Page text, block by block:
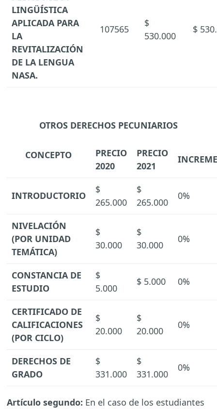
LINGÜÍSTICA
APLICADA PARA
LA
REVITALIZACIÓN
DE LA LENGUA
NASA.
107565
$
530.000
$
OTROS DERECHOS PECUNIARIOS
CONCEPTO
PRECIO
2020
PRECIO
2021
INTRODUCTORIO
$
265.000
$
265.000
0%
NIVELACIÓN
(POR UNIDAD
TEMÁTICA)
$
30.000
$
30.000
0%
CONSTANCIA DE
ESTUDIO
$
5.000
$ 5.000 0%
CERTIFICADO DE
CALIFICACIONES
(POR CICLO)
$
20.000
$
20.000
0%
DERECHOS DE
GRADO
$
331.000
$
331.000
0%
Artículo segundo: En el caso de los estudiantes